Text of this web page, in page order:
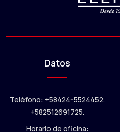
Datos
Teléfono: +58424-5524452.
+582512691725.
Horario de oficina: